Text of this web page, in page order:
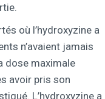
où l’hydroxyzine a
n’avaient jamais
dose maximale
avoir pris son
L’hydroxyzine a